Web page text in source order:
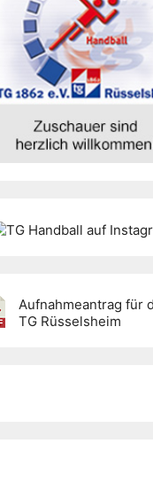
Aufnahmeantrag für
TG Rüsselsheim